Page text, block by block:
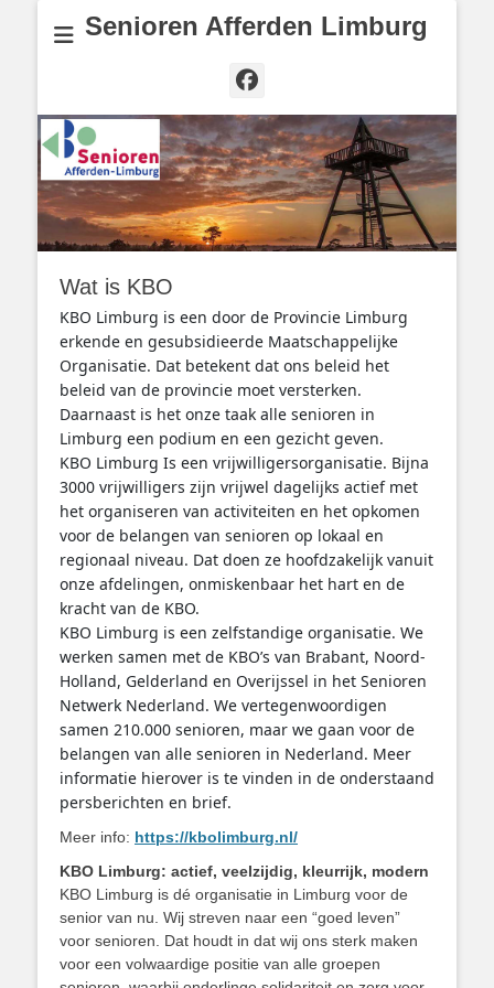
Senioren Afferden Limburg
Facebook
Wat is KBO
KBO Limburg is een door de Provincie Limburg
erkende en gesubsidieerde Maatschappelijke
Organisatie. Dat betekent dat ons beleid het
beleid van de provincie moet versterken.
Daarnaast is het onze taak alle senioren in
Limburg een podium en een gezicht geven.
KBO Limburg Is een vrijwilligersorganisatie. Bijna
3000 vrijwilligers zijn vrijwel dagelijks actief met
het organiseren van activiteiten en het opkomen
voor de belangen van senioren op lokaal en
regionaal niveau. Dat doen ze hoofdzakelijk vanuit
onze afdelingen, onmiskenbaar het hart en de
kracht van de KBO.
KBO Limburg is een zelfstandige organisatie. We
werken samen met de KBO’s van Brabant, Noord-
Holland, Gelderland en Overijssel in het Senioren
Netwerk Nederland. We vertegenwoordigen
samen 210.000 senioren, maar we gaan voor de
belangen van alle senioren in Nederland. Meer
informatie hierover is te vinden in de onderstaand
persberichten en brief.
Meer info: https://kbolimburg.nl/
KBO Limburg: actief, veelzijdig, kleurrijk, modern
KBO Limburg is dé organisatie in Limburg voor de
senior van nu. Wij streven naar een “goed leven”
voor senioren. Dat houdt in dat wij ons sterk maken
voor een volwaardige positie van alle groepen